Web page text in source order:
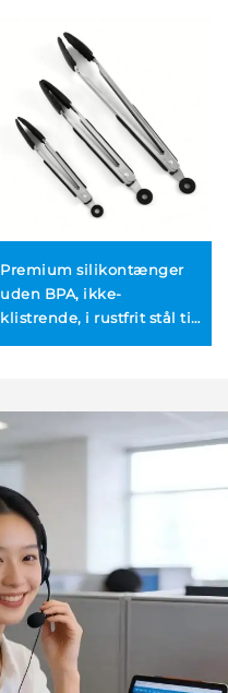
Premium silikontænger
uden BPA, ikke-
klistrende, i rustfrit stål til